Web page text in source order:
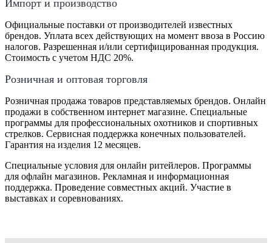
Импорт и производство
Официальные поставки от производителей известных
брендов. Уплата всех действующих на момент ввоза в Россию
налогов. Разрешенная и/или сертифицированная продукция.
Стоимость с учетом НДС 20%.
Розничная и оптовая торговля
Розничная продажа товаров представляемых брендов. Онлайн
продажи в собственном интернет магазине. Специальные
программы для профессиональных охотников и спортивных
стрелков. Сервисная поддержка конечных пользователей.
Гарантия на изделия 12 месяцев.
Специальные условия для онлайн ритейлеров. Программы
для офлайн магазинов. Рекламная и информационная
поддержка. Проведение совместных акций. Участие в
выставках и соревнованиях.